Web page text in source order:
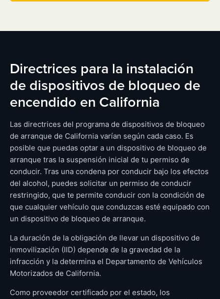
Directrices para la instalación
de dispositivos de bloqueo de
encendido en California
Las directrices del programa de dispositivos de bloqueo
de arranque de California varían según cada caso. Es
posible que puedas optar a un dispositivo de bloqueo de
arranque tras la suspensión inicial de tu permiso de
conducir. Tras una condena por conducir bajo los efectos
del alcohol, puedes solicitar un permiso de conducir
restringido, que te permite conducir con la condición de
que cualquier vehículo que conduzcas esté equipado con
un dispositivo de bloqueo de arranque.
La duración de la obligación de llevar un dispositivo de
inmovilización (IID) depende de la gravedad de la
infracción y la determina el Departamento de Vehículos
Motorizados de California.
Como proveedor certificado por el estado, los